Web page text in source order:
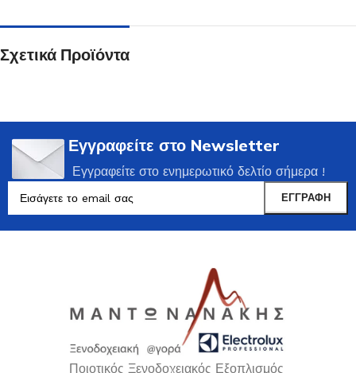
Σχετικά Προϊόντα
Εγγραφείτε στο Newsletter
Εγγραφείτε στο ενημερωτικό δελτίο σήμερα !
Ποιοτικός Ξενοδοχειακός Εξοπλισμός